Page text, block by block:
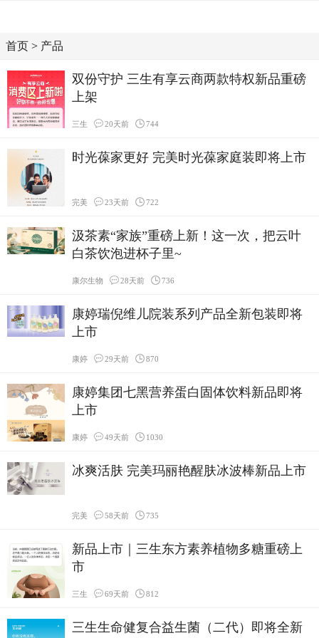
首页 > 产品
双份守护 三生有享云商两款特权新品重磅
上架
三生 20天前 744
时光葆家更好 完美时光葆家庭装即将上市
完美 23天前 722
汲茶素“家族”重磅上新！这一次，把云叶
白茶饮泡进杯子里~
康尔生物 28天前 736
康婷瑞倪维儿院装系列产品全新包装即将
上市
康婷 29天前 870
康婷集团七黑营养蛋白固体饮料新品即将
上市
康婷 49天前 1030
冰爽活肤 完美玛丽艳醒肤冰波棒新品上市
完美 58天前 735
新品上市｜三生东方素养植物多糖重磅上
市
三生 69天前 812
三生生命健复合益生菌（二代）即将全新